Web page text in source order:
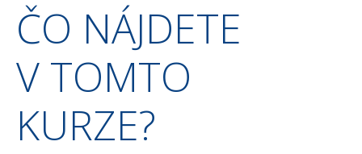
ČO NÁJDETE
V TOMTO
KURZE?